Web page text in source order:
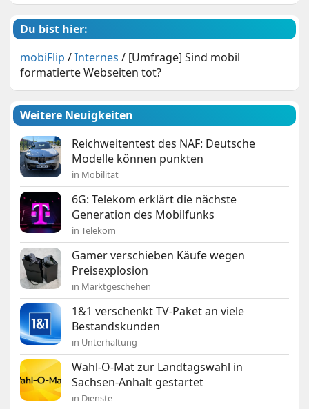
Du bist hier:
mobiFlip /Internes / [Umfrage] Sind mobil
formatierte Webseiten tot?
Weitere Neuigkeiten
Reichweitentest des NAF: Deutsche
Modelle können punkten
in Mobilität
6G: Telekom erklärt die nächste
Generation des Mobilfunks
in Telekom
Gamer verschieben Käufe wegen
Preisexplosion
in Marktgeschehen
1&1 verschenkt TV-Paket an viele
Bestandskunden
in Unterhaltung
Wahl-O-Mat zur Landtagswahl in
Sachsen-Anhalt gestartet
in Dienste